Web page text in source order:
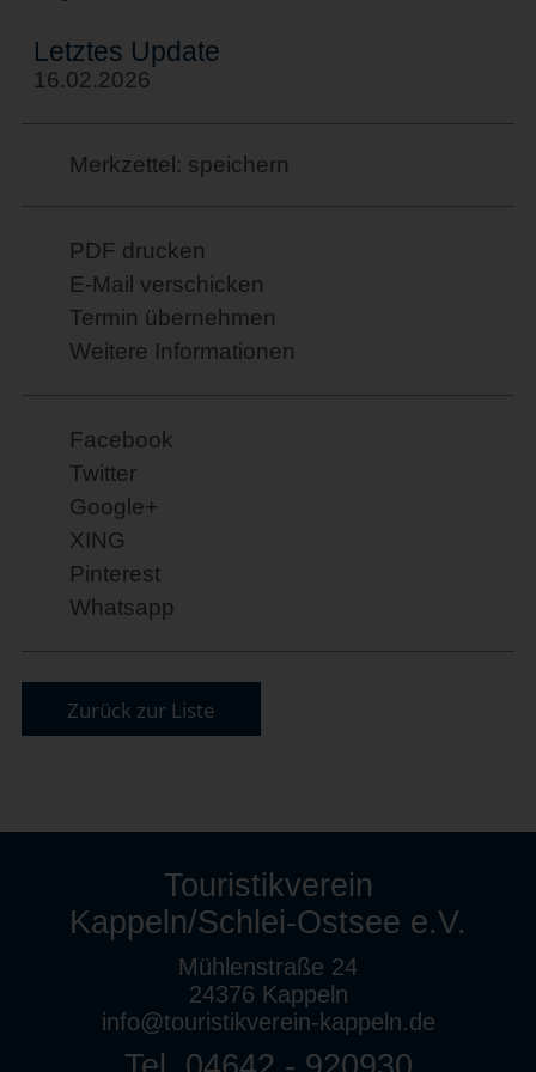
Letztes Update
16.02.2026
Merkzettel: speichern
PDF drucken
E-Mail verschicken
Termin übernehmen
Weitere Informationen
Facebook
Twitter
Google+
XING
Pinterest
Whatsapp
Zurück zur Liste
Touristikverein
Kappeln/Schlei-Ostsee e.V.
Mühlenstraße 24
24376 Kappeln
info@touristikverein-kappeln.de